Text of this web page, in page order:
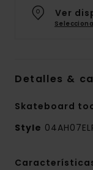
Ver
Detalles &
Skateboard
Style